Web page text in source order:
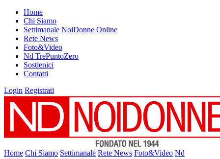
Home
Chi Siamo
Settimanale NoiDonne Online
Rete News
Foto&Video
Nd TrePuntoZero
Sostienici
Contatti
Login Registrati
Home Chi Siamo Settimanale Rete News Foto&Video Nd